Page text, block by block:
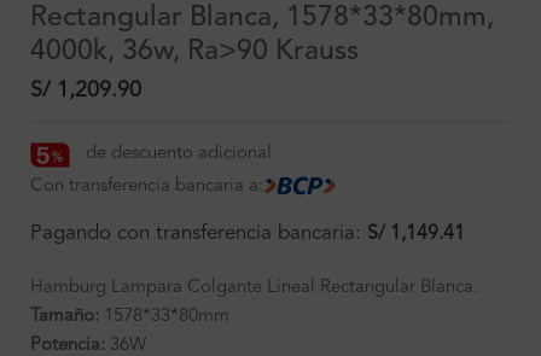
Rectangular Blanca, 1578*33*80mm,
4000k, 36w, Ra>90 Krauss
S/ 1,209.90
de descuento adicional
Con transferencia bancaria a:
Pagando con transferencia bancaria: S/ 1,149.41
Hamburg Lampara Colgante Lineal Rectangular Blanca.
Tamaño: 1578*33*80mm
Potencia: 36W